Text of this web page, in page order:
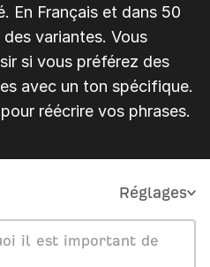
En Français et dans 50
variantes. Vous
si vous préférez des
avec un ton spécifique.
réécrire vos phrases.
Réglages